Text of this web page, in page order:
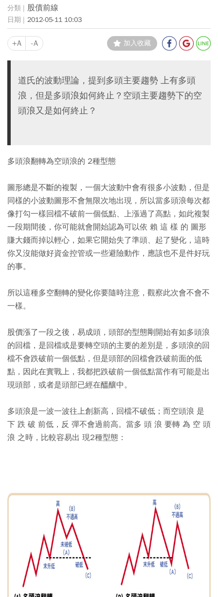
股債前線
2012-05-11 10:03
+A -A 加入收藏
道氏的波動理論，提到多頭主要趨勢 上有多頭
浪，但是多頭浪如何終止？空頭主要趨勢下的空
頭浪又是如何終止？
多頭浪翻轉為空頭浪的 2種型態
圖形總是不斷的複製，一個大波動中會有很多小波動，但是
同樣的小波動圖形不會無限次地出現，所以當多頭浪每次都
像打勾一樣回檔不破前一個低點、上漲過了高點，如此複製
一段期間後，你可能就會開始認為可以依 賴 這 樣 的 圖形
賺大錢而掉以輕心，如果它開始失了準頭、起了變化，這時
你又沒能做好資金控管或一些避險動作，應該也不是件好玩
的事。
所以這種多空翻轉的變化你要隨時注意，觀察此次會不會不
一樣。
股價漲了一段之後，易成頭，頭部的型態剛開始有如多頭浪
的回檔，是回檔或是要轉空頭的主要的差別是，多頭浪的回
檔不會跌破前一個低點，但是頭部的回檔會跌破前面的低
點，因此在實戰上，我都把跌破前一個低點當作有可能是出
現頭部，或者是頭部已經在醞釀中。
多頭浪是一波一波往上創新高，回檔不破低；而空頭浪 是
下 跌 破 前低，反 彈不會過前高。當多 頭 浪 要轉 為 空 頭
浪 之時，比較容易出 現2種型態：